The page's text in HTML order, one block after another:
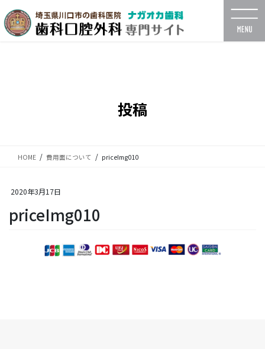
ン
テ
ビ
ゲ
投稿
HOME 費用面について priceImg010
2020年3月17日
priceImg010